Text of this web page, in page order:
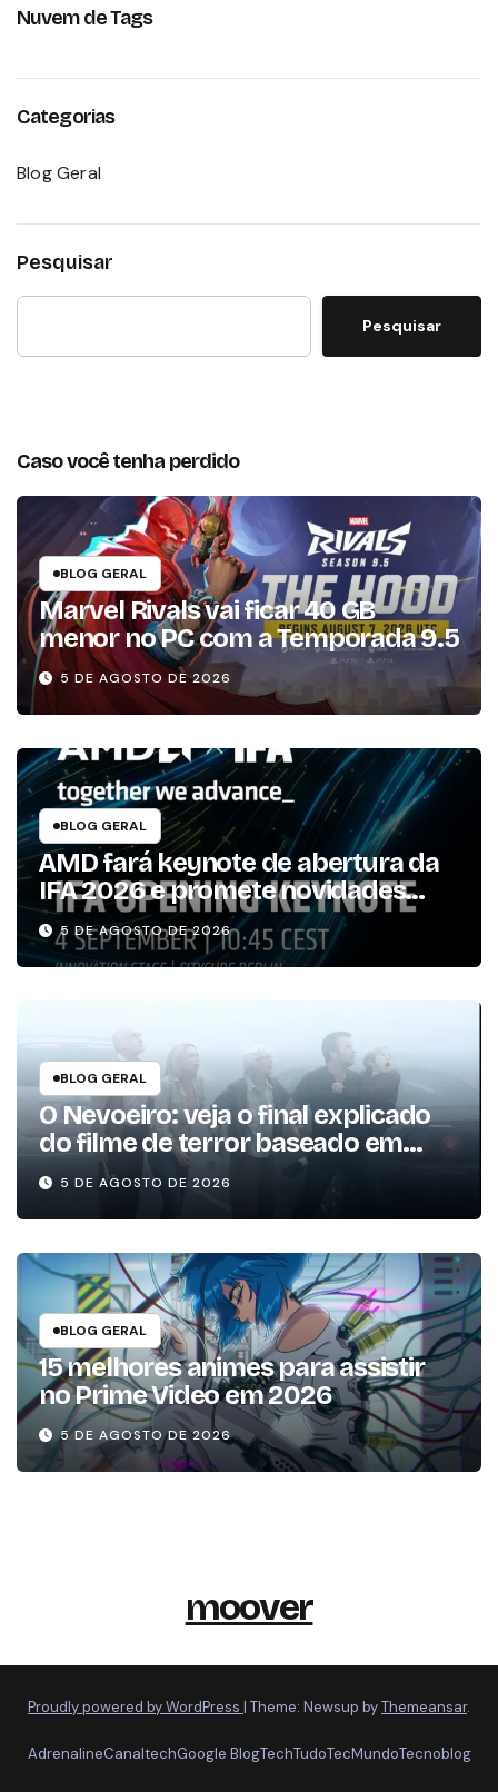
Nuvem de Tags
Categorias
Blog Geral
Pesquisar
Pesquisar
Caso você tenha perdido
BLOG GERAL
Marvel Rivals vai ficar 40 GB
menor no PC com a Temporada 9.5
5 DE AGOSTO DE 2026
BLOG GERAL
AMD fará keynote de abertura da
IFA 2026 e promete novidades
para os consumidores
5 DE AGOSTO DE 2026
BLOG GERAL
O Nevoeiro: veja o final explicado
do filme de terror baseado em
Stephen King
5 DE AGOSTO DE 2026
BLOG GERAL
15 melhores animes para assistir
no Prime Video em 2026
5 DE AGOSTO DE 2026
moover
Proudly powered by WordPress | Theme: Newsup byThemeansar.
AdrenalineCanaltechGoogle BlogTechTudoTecMundoTecnoblog